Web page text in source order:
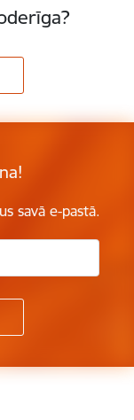
savā e-pastā.